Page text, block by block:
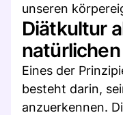
unseren
Diätkultur
Eines der
besteht darin,
anzuerkennen.